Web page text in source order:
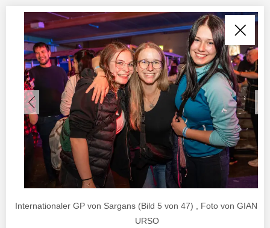
Internationaler GP von Sargans (Bild 5 von 47) , Foto von
URSO